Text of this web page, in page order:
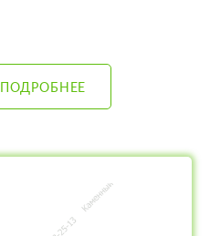
ПОДРОБНЕЕ